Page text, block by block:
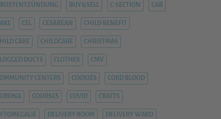
BUY&SELL C-SECTION CAB
CEL CESAREAN CHILD BENEFIT
CARE CHILDCARE CHRISTMAS
DUCTS CLOTHES CMV
CENTERS COOKIES CORD BLOOD
COURSES COVID CRAFTS
DELIVERY ROOM DELIVERY WARD